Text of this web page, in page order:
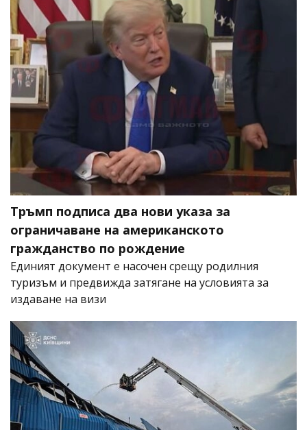
Тръмп подписа два нови указа за
ограничаване на американското
гражданство по рождение
Единият документ е насочен срещу родилния
туризъм и предвижда затягане на условията за
издаване на визи